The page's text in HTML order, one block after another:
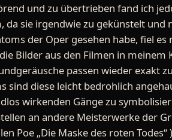
und zu übertrieben fand ich
da sie irgendwie zu gekünstelt
der Oper gesehen habe, fiel
Bilder aus den Filmen in
passen wieder exakt
sind diese leicht bedrohlich
wirkenden Gänge zu
an andere Meisterwerke der
Poe „Die Maske des roten